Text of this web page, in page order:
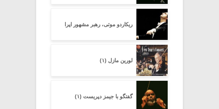
ریکاردو موتی، رهبر مشهور اپرا
لورین مازل (۱)
گفتگو با جیمز دپریست (۱)